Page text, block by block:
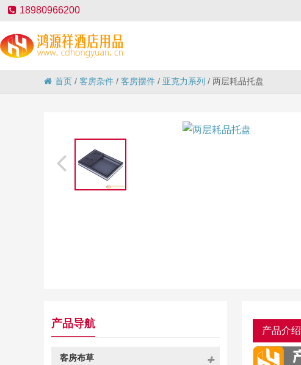
18980966200
首页 / 客房杂件 / 客房摆件 / 亚克力系列 / 两层耗品托盘
产品介绍
产品导航
客房布草